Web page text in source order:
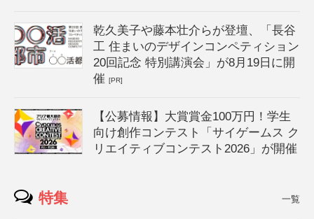
乾久美子や藤本壮介らが登壇、「長谷
工 住まいのデザインコンペティション
20回記念 特別講演会」が8月19日に開
催[PR]
【公募情報】大賞賞金100万円！学生
向け創作コンテスト「サイゲームス ク
リエイティブコンテスト2026」が開催
特集 一覧